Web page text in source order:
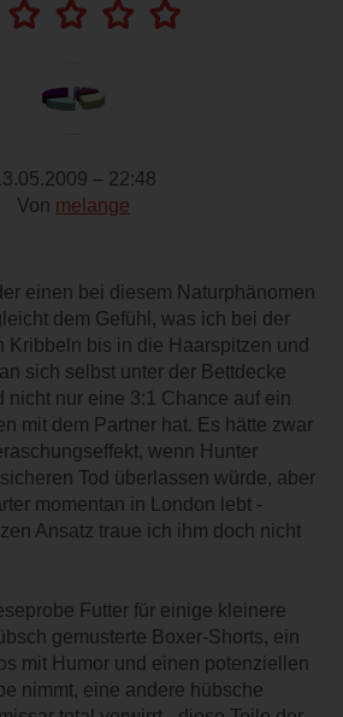
– 22:48
Von melange
einen bei diesem Naturphänomen
dem Gefühl, was ich bei der
Kribbeln bis in die Haarspitzen und
sich selbst unter der Bettdecke
nicht nur eine 3:1 Chance auf ein
mit dem Partner hat. Es hätte zwar
wenn Hunter
Tod überlassen würde, aber
momentan in London lebt -
Ansatz traue ich ihm doch nicht
Futter für einige kleinere
gemusterte Boxer-Shorts, ein
mit Humor und einen potenziellen
nimmt, eine andere hübsche